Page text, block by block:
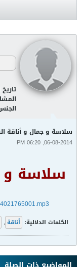
سلاسة و جمال و أناقة
06-08-2014, 06:20 PM
سلاسة و
الكلمات الدلالية: أناقة ,